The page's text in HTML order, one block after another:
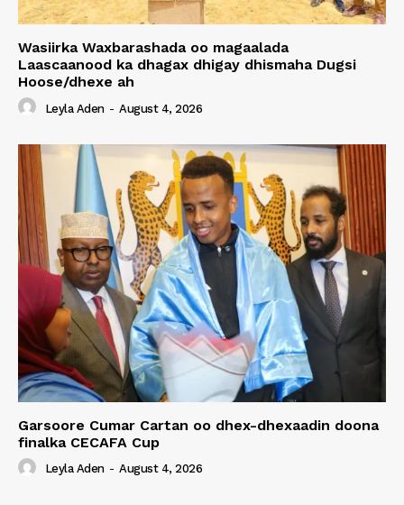
Wasiirka Waxbarashada oo magaalada
Laascaanood ka dhagax dhigay dhismaha Dugsi
Hoose/dhexe ah
Leyla Aden - August 4, 2026
Garsoore Cumar Cartan oo dhex-dhexaadin doona
finalka CECAFA Cup
Leyla Aden - August 4, 2026